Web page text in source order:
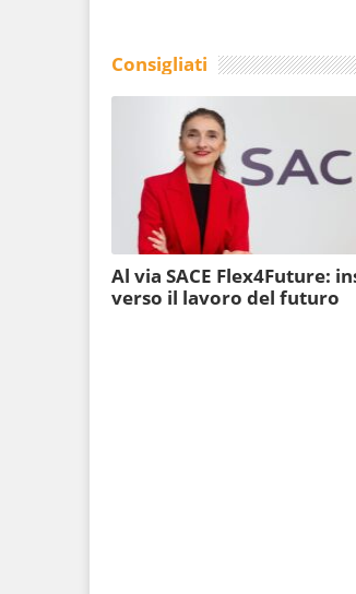
Consigliati
Al via SACE Flex4Future:
verso il lavoro del futuro